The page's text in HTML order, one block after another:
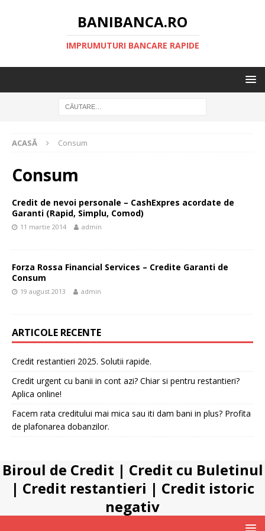
BANIBANCA.RO
IMPRUMUTURI BANCARE RAPIDE
ACASĂ Consum
Consum
Credit de nevoi personale – CashExpres acordate de
Garanti (Rapid, Simplu, Comod)
11 martie 2014 admin
Forza Rossa Financial Services – Credite Garanti de
Consum
19 august 2013 admin
ARTICOLE RECENTE
Credit restantieri 2025. Solutii rapide.
Credit urgent cu banii in cont azi? Chiar si pentru restantieri?
Aplica online!
Facem rata creditului mai mica sau iti dam bani in plus? Profita
de plafonarea dobanzilor.
Biroul de Credit | Credit cu Buletinul
| Credit restantieri | Credit istoric
negativ